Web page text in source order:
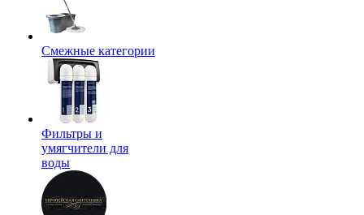
Смежные категории
Фильтры и
умягчители для
воды